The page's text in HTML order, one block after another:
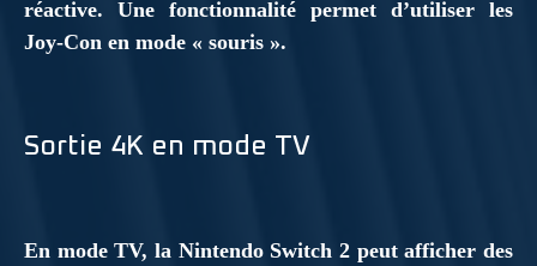
réactive. Une fonctionnalité permet d’utiliser les
Joy-Con en mode « souris ».
Sortie 4K en mode TV
En mode TV, la Nintendo Switch 2 peut afficher des